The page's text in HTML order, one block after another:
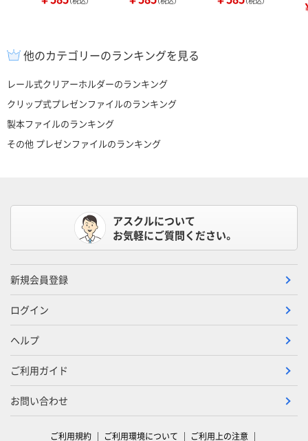
他のカテゴリーのランキングを見る
レール式クリアーホルダーのランキング
クリップ式プレゼンファイルのランキング
製本ファイルのランキング
その他 プレゼンファイルのランキング
アスクルについて
お気軽にご質問ください。
新規会員登録
ログイン
ヘルプ
ご利用ガイド
お問い合わせ
ご利用規約 ご利用環境について ご利用上の注意